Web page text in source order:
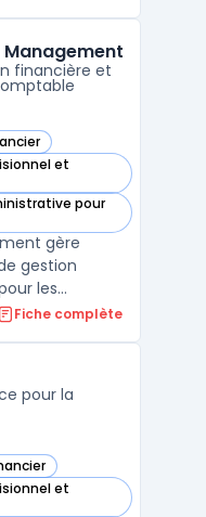
au quotidien. La
financière et
dans cette
et
dans cette
pour
dans cette
gère
gestion
les
les ETI et les
données. Les
Fiche complète
pour la
catégorie
et
catégorie